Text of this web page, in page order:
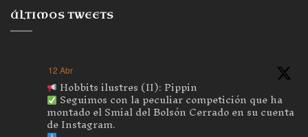
ÚLTIMOS TWEETS
12 Abr
Hobbits ilustres (II): Pippin
Seguimos con la peculiar competición que ha
montado el Smial del Bolsón Cerrado en su cuenta
de Instagram.